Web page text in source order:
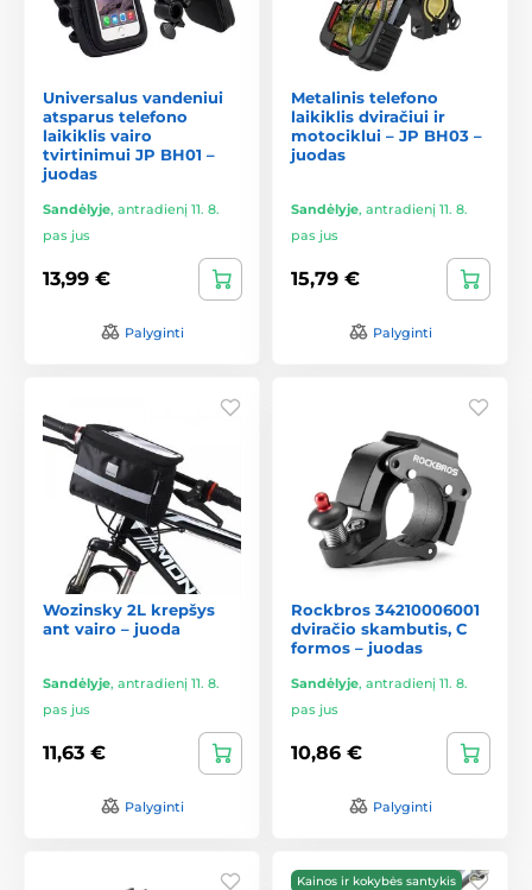
Universalus vandeniui
atsparus telefono
laikiklis vairo
tvirtinimui JP BH01 –
juodas
Sandėlyje, antradienį 11. 8.
pas jus
13,99 €
Palyginti
Metalinis telefono
laikiklis dviračiui ir
motociklui – JP BH03 –
juodas
Sandėlyje, antradienį 11. 8.
pas jus
15,79 €
Palyginti
Wozinsky 2L krepšys
ant vairo – juoda
Sandėlyje, antradienį 11. 8.
pas jus
11,63 €
Palyginti
Rockbros 34210006001
dviračio skambutis, C
formos – juodas
Sandėlyje, antradienį 11. 8.
pas jus
10,86 €
Palyginti
Kainos ir kokybės santykis